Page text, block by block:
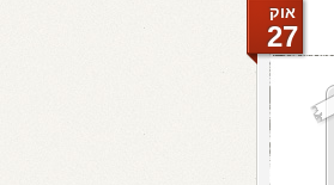
אוק
27